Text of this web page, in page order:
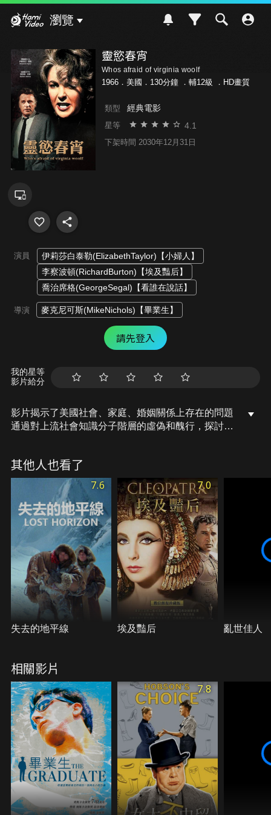
瀏覽
靈慾春宵
Whos afraid of virginia woolf
1966．美國．130分鐘 ． 輔12級 ．HD畫質
類型 經典電影
星等 4.1
下架時間 2030年12月31日
演員
伊莉莎白泰勒(ElizabethTaylor)【小婦人】
李察波頓(RichardBurton)【埃及豔后】
喬治席格(GeorgeSegal)【看誰在說話】
導演 麥克尼可斯(MikeNichols)【畢業生】
請先登入
我的星等
影片給分
影片揭示了美國社會、家庭、婚姻關係上存在的問題
通過對上流社會知識分子階層的虛偽和醜行，探討了
婦吃飯，並伺機與那位年輕的丈夫調情。調情未遂就
歇斯底里大發作，幾乎毀了那對年輕的夫妻…
其他人也看了
7.6
失去的地平線
7.0
埃及豔后 亂世佳人
相關影片
7.8